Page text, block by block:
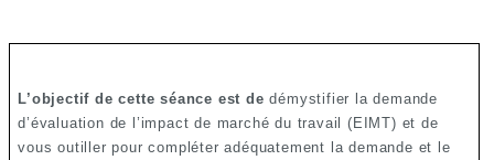
L’objectif de cette séance est de démystifier la demande
d’évaluation de l’impact de marché du travail (EIMT) et de
vous outiller pour compléter adéquatement la demande et le